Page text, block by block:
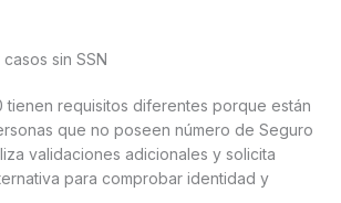
sin SSN
tienen requisitos diferentes porque están
que no poseen número de Seguro
validaciones adicionales y solicita
para comprobar identidad y